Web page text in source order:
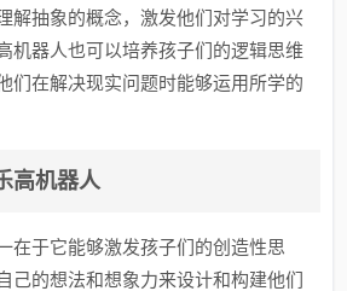
解抽象的概念，激发他们对学习的兴
机器人也可以培养孩子们的逻辑思维
们在解决现实问题时能够运用所学的
高机器人
在于它能够激发孩子们的创造性思
己的想法和想象力来设计和构建他们